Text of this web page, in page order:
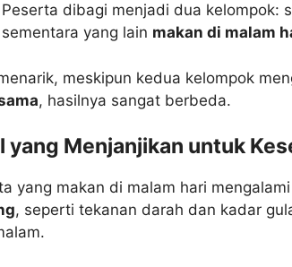
Peserta dibagi menjadi dua kelompok:
sementara yang lain makan di malam
meskipun kedua kelompok
, hasilnya sangat berbeda.
yang Menjanjikan untuk
yang makan di malam hari mengalami
, seperti tekanan darah dan kadar